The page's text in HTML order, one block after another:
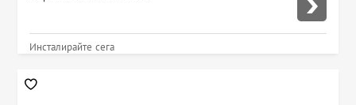
Инсталирайте сега